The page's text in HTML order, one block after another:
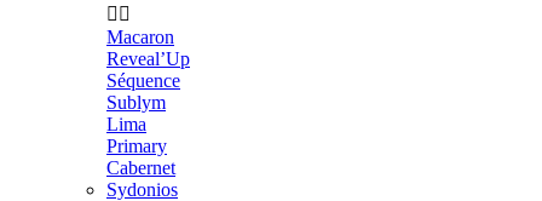
 
Macaron
Reveal’Up
Séquence
Sublym
Lima
Primary
Cabernet
Sydonios